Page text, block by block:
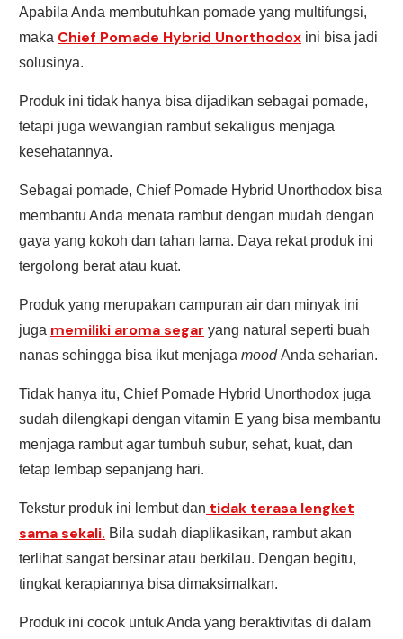
Apabila Anda membutuhkan pomade yang multifungsi,
maka Chief Pomade Hybrid Unorthodox ini bisa jadi
solusinya.
Produk ini tidak hanya bisa dijadikan sebagai pomade,
tetapi juga wewangian rambut sekaligus menjaga
kesehatannya.
Sebagai pomade, Chief Pomade Hybrid Unorthodox bisa
membantu Anda menata rambut dengan mudah dengan
gaya yang kokoh dan tahan lama. Daya rekat produk ini
tergolong berat atau kuat.
Produk yang merupakan campuran air dan minyak ini
juga memiliki aroma segar yang natural seperti buah
nanas sehingga bisa ikut menjaga moodAnda seharian.
Tidak hanya itu, Chief Pomade Hybrid Unorthodox juga
sudah dilengkapi dengan vitamin E yang bisa membantu
menjaga rambut agar tumbuh subur, sehat, kuat, dan
tetap lembap sepanjang hari.
Tekstur produk ini lembut dan tidak terasa lengket
sama sekali. Bila sudah diaplikasikan, rambut akan
terlihat sangat bersinar atau berkilau. Dengan begitu,
tingkat kerapiannya bisa dimaksimalkan.
Produk ini cocok untuk Anda yang beraktivitas di dalam